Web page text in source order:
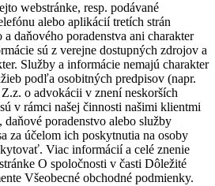
webstránke, resp. podávané
alebo aplikácií tretích strán
daňového poradenstva ani charakter
sú z verejne dostupných zdrojov a
Služby a informácie nemajú charakter
podľa osobitných predpisov (napr.
o advokácii v znení neskorších
v rámci našej činnosti našimi klientmi
poradenstvo alebo služby
za účelom ich poskytnutia na osoby
Viac informácií a celé znenie
O spoločnosti v časti Dôležité
Všeobecné obchodné podmienky.